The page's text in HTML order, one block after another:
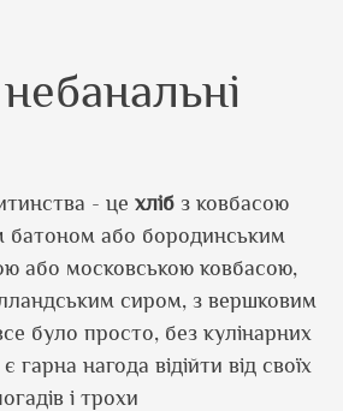
- це хліб з ковбасою
батоном або бородинським
або московською ковбасою,
сиром, з вершковим
було просто, без кулінарних
гарна нагода відійти від своїх
і трохи